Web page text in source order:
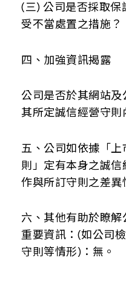
與上市上櫃公司誠信
無重大差異情形
(三) 公司是否採取保
受不當處置之措施？
運作情形
摘要說明
本公司建立明確檢舉
時，依本公司相關檢
事、處理方式及後
報告。
與上市上櫃公司誠
無重大差異情形
四、加強資訊揭露
公司是否於其網站
其所定誠信經營守則
運作情形
摘要說明
容及處理情形等資訊
與上市上櫃公司誠信
五、公司如依據「
則」定有本身之誠
作與所訂守則之差異
六、其他有助於瞭
重要資訊：(如公司
守則等情形)：無。